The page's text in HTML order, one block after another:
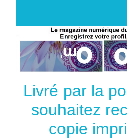
Livré par la
souhaitez
copie